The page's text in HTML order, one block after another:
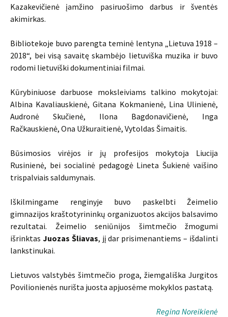
Kazakevičienė įamžino pasiruošimo darbus ir šventės
akimirkas.
Bibliotekoje buvo parengta teminė lentyna „Lietuva 1918 –
2018“, bei visą savaitę skambėjo lietuviška muzika ir buvo
rodomi lietuviški dokumentiniai filmai.
Kūrybiniuose darbuose moksleiviams talkino mokytojai:
Albina Kavaliauskienė, Gitana Kokmanienė, Lina Ulinienė,
Audronė Skučienė, Ilona Bagdonavičienė, Inga
Račkauskienė, Ona Užkuraitienė, Vytoldas Šimaitis.
Būsimosios virėjos ir jų profesijos mokytoja Liucija
Rusinienė, bei socialinė pedagogė Lineta Šukienė vaišino
trispalviais saldumynais.
Iškilmingame renginyje buvo paskelbti Žeimelio
gimnazijos kraštotyrininkų organizuotos akcijos balsavimo
rezultatai. Žeimelio seniūnijos šimtmečio žmogumi
išrinktas Juozas Šliavas, jį dar prisimenantiems – išdalinti
lankstinukai.
Lietuvos valstybės šimtmečio proga, žiemgališka Jurgitos
Povilionienės nurišta juosta apjuosėme mokyklos pastatą.
Regina Noreikienė